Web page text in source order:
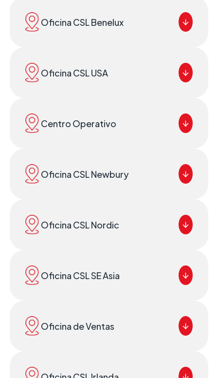
Oficina CSL Benelux
Oficina CSL USA
Centro Operativo
Oficina CSL Newbury
Oficina CSL Nordic
Oficina CSL SE Asia
Oficina de Ventas